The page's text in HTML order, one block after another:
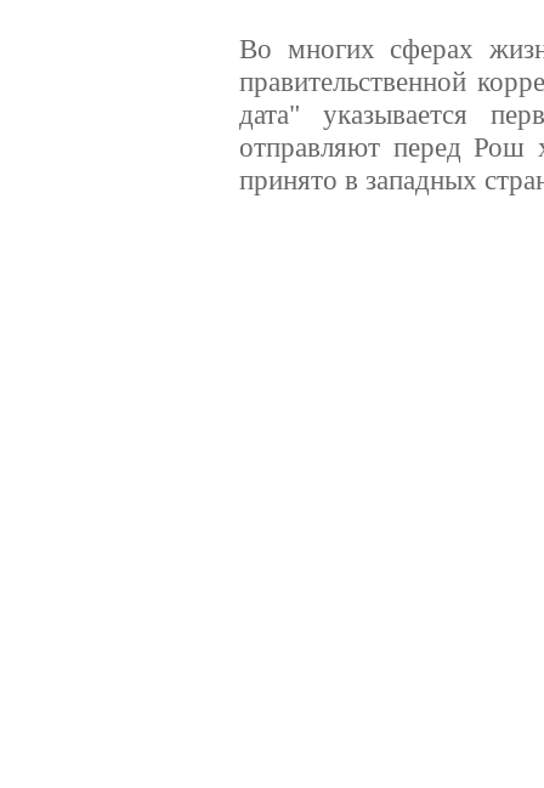
Во многих сферах
правительственной
дата" указывается
отправляют перед Рош
принято в западных